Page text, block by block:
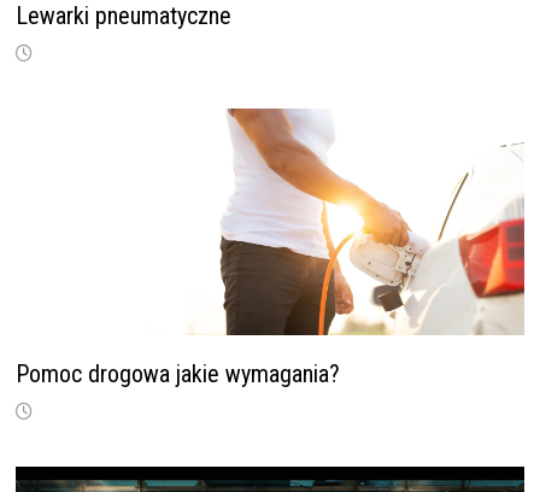
Lewarki pneumatyczne
Pomoc drogowa jakie wymagania?